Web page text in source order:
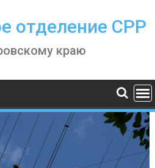
отделение СРР
краю